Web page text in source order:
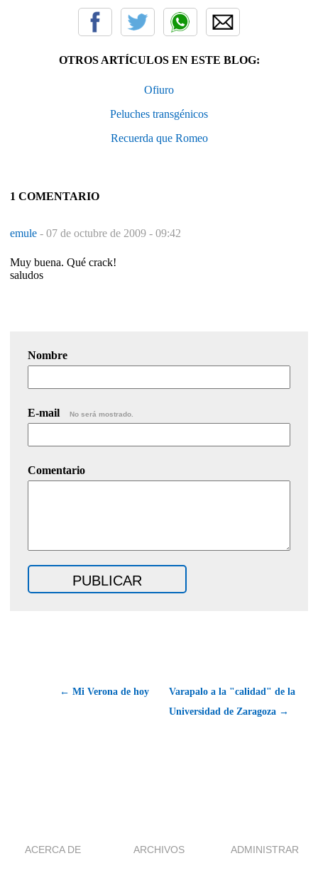
OTROS ARTÍCULOS EN ESTE BLOG:
Ofiuro
Peluches transgénicos
Recuerda que Romeo
1 COMENTARIO
emule - 07 de octubre de 2009 - 09:42
Muy buena. Qué crack!
saludos
Nombre
E-mail No será mostrado.
Comentario
← Mi Verona de hoy
Varapalo a la "calidad" de la
Universidad de Zaragoza →
ACERCA DE ARCHIVOS ADMINISTRAR